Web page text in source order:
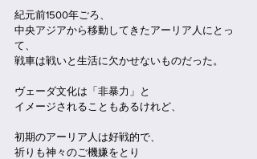
紀元前1500年ごろ、
中央アジアから移動してきたアーリア人にとっ
て、
戦車は戦いと生活に欠かせないものだった。
ヴェーダ文化は「非暴力」と
イメージされることもあるけれど、
初期のアーリア人は好戦的で、
祈りも神々のご機嫌をとり